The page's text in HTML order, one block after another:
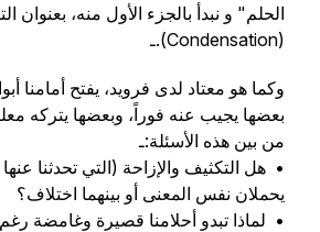
الحلم" و نبدأ بالجزء الأول منه، بعنوان
(Condensation).ـ
وكما هو معتاد لدى فرويد، يفتح أمامنا
بعضها يجيب عنه فوراً، وبعضها يتركه
من بين هذه الأسئلة:ـ
•⁠ ⁠هل التكثيف والإزاحة (التي تحدثنا
يحملان نفس المعنى أو بينهما اختلاف؟
•⁠ ⁠لماذا تبدو أحلامنا قصيرة وغامضة رغم